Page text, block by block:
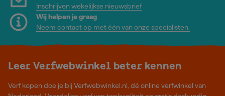
Inschrijven wekelijkse nieuwsbrief
Wij helpen je graag
Neem contact op met één van onze specialisten.
Leer Verfwebwinkel beter kennen
Verf kopen doe je bij Verfwebwinkel.nl, dé online verfwinkel van